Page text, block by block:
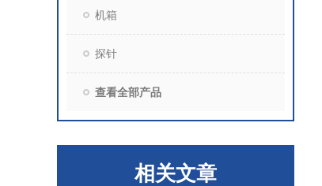
机箱
探针
查看全部产品
相关文章